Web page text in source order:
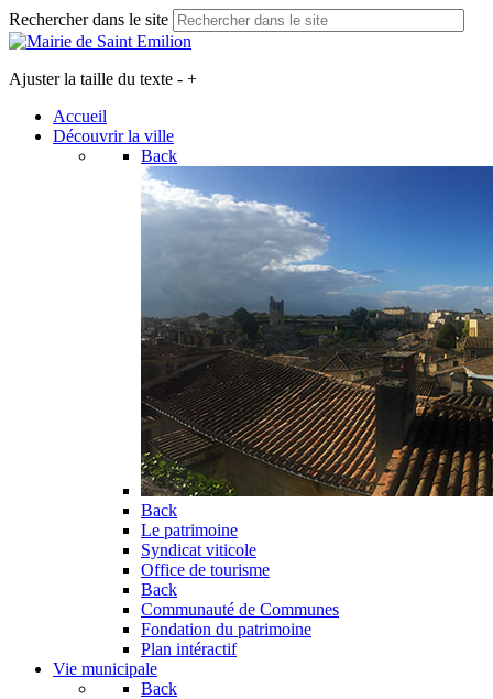
Rechercher dans le site
Ajuster la taille du texte - +
Accueil
Découvrir la ville
Back
Back
Le patrimoine
Syndicat viticole
Office de tourisme
Back
Communauté de Communes
Fondation du patrimoine
Plan intéractif
Vie municipale
Back